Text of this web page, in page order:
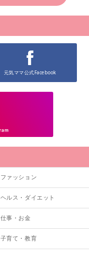
元気ママ公式Facebook
ファッション
ヘルス・ダイエット
仕事・お金
子育て・教育